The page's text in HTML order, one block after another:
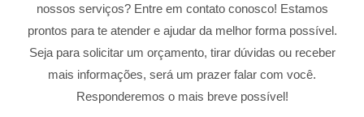
nossos serviços? Entre em contato conosco! Estamos
prontos para te atender e ajudar da melhor forma possível.
Seja para solicitar um orçamento, tirar dúvidas ou receber
mais informações, será um prazer falar com você.
Responderemos o mais breve possível!